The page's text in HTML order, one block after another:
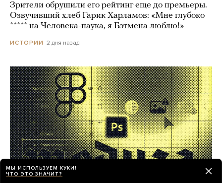
Зрители обрушили его рейтинг еще до премьеры.
Озвучивший хлеб Гарик Харламов: «Мне глубоко
***** на Человека-паука, я Бэтмена люблю!»
ИСТОРИИ 2 дня назад
МЫ ИСПОЛЬЗУЕМ КУКИ!
ЧТО ЭТО ЗНАЧИТ?